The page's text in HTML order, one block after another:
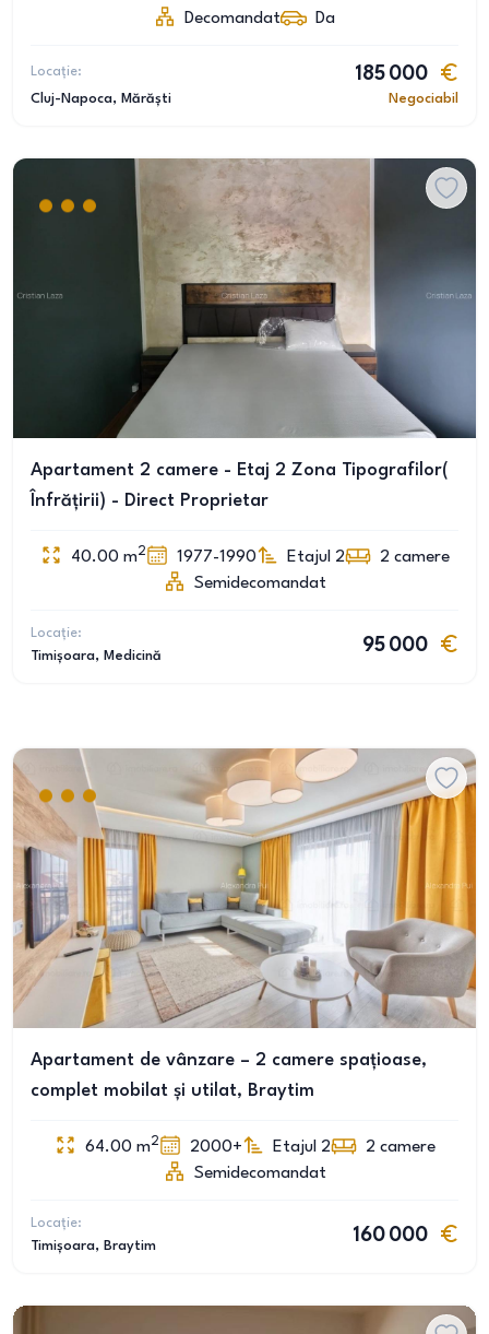
Decomandat
Da
Locație:
Cluj-Napoca, Mărăști
185 000
Negociabil
Apartament 2 camere - Etaj 2 Zona Tipografilor(
Înfrățirii) - Direct Proprietar
40.00 m2 1977-1990 Etajul 2 2 camere
Semidecomandat
Locație:
Timișoara, Medicină
95 000
Apartament de vânzare – 2 camere spațioase,
complet mobilat și utilat, Braytim
64.00 m2 2000+ Etajul 2 2 camere
Semidecomandat
Locație:
Timișoara, Braytim
160 000